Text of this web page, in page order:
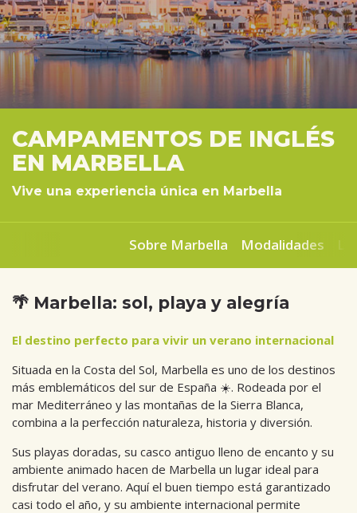
CAMPAMENTOS DE INGLÉS
EN MARBELLA
Vive una experiencia única en Marbella
Sobre Marbella Modalidades
🌴 Marbella: sol, playa y alegría
El destino perfecto para vivir un verano internacional
Situada en la Costa del Sol, Marbella es uno de los destinos
más emblemáticos del sur de España ☀️. Rodeada por el
mar Mediterráneo y las montañas de la Sierra Blanca,
combina a la perfección naturaleza, historia y diversión.
Sus playas doradas, su casco antiguo lleno de encanto y su
ambiente animado hacen de Marbella un lugar ideal para
disfrutar del verano. Aquí el buen tiempo está garantizado
casi todo el año, y su ambiente internacional permite